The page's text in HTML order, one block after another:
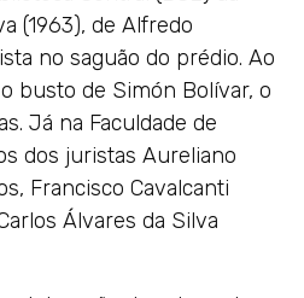
(1963), de Alfredo
no saguão do prédio. Ao
busto de Simón Bolívar, o
Já na Faculdade de
dos juristas Aureliano
Francisco Cavalcanti
Álvares da Silva